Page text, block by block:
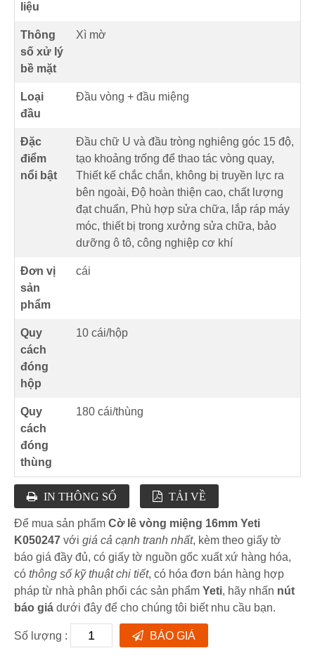
liệu
Thông
số xử lý
bề mặt
Xì mờ
Loại
đầu
Đầu vòng + đầu miệng
Đặc
điểm
nổi bật
Đầu chữ U và đầu tròng nghiêng góc 15 độ,
tạo khoảng trống để thao tác vòng quay,
Thiết kế chắc chắn, không bị truyền lực ra
bên ngoài, Độ hoàn thiện cao, chất lượng
đạt chuẩn, Phù hợp sửa chữa, lắp ráp máy
móc, thiết bị trong xưởng sửa chữa, bảo
dưỡng ô tô, công nghiệp cơ khí
Đơn vị
sản
phẩm
cái
Quy
cách
đóng
hộp
10 cái/hộp
Quy
cách
đóng
thùng
180 cái/thùng
IN THÔNG SỐ TẢI VỀ
Để mua sản phẩm Cờ lê vòng miệng 16mm Yeti
K050247 với giá cả cạnh tranh nhất, kèm theo giấy tờ
báo giá đầy đủ, có giấy tờ nguồn gốc xuất xứ hàng hóa,
có thông số kỹ thuật chi tiết, có hóa đơn bán hàng hợp
pháp từ nhà phân phối các sản phẩm Yeti, hãy nhấn nút
báo giá dưới đây để cho chúng tôi biết nhu cầu bạn.
Số lượng : BÁO GIÁ